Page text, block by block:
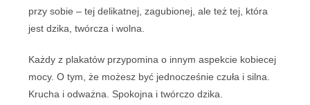
przy sobie – tej delikatnej, zagubionej, ale też tej, która
jest dzika, twórcza i wolna.
Każdy z plakatów przypomina o innym aspekcie kobiecej
mocy. O tym, że możesz być jednocześnie czuła i silna.
Krucha i odważna. Spokojna i twórczo dzika.